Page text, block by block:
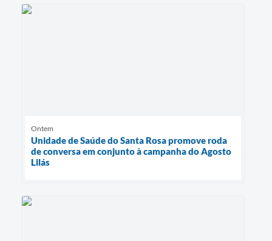
Ontem
Unidade de Saúde do Santa Rosa promove roda
de conversa em conjunto à campanha do Agosto
Lilás